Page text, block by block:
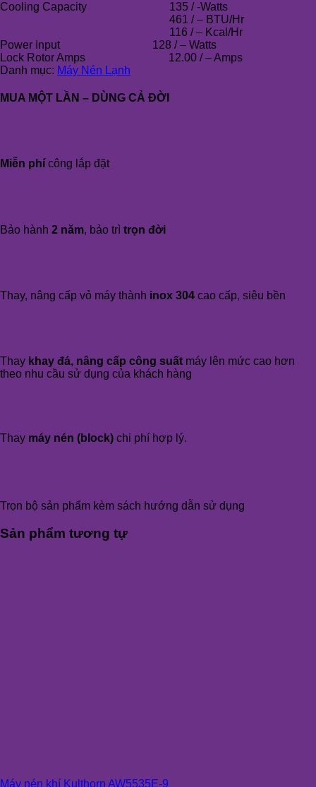
Cooling Capacity
135 / -Watts
461 / – BTU/Hr
116 / – Kcal/Hr
Power Input
128 / – Watts
Lock Rotor Amps
12.00 / – Amps
Danh mục: Máy Nén Lạnh
MUA MỘT LẦN – DÙNG CẢ ĐỜI
Miễn phí công lắp đặt
Bảo hành 2 năm, bảo trì trọn đời
Thay, nâng cấp vỏ máy thành inox 304 cao cấp, siêu bền
Thay khay đá, nâng cấp công suất máy lên mức cao hơn
theo nhu cầu sử dụng của khách hàng
Thay máy nén (block) chi phí hợp lý.
Trọn bộ sản phẩm kèm sách hướng dẫn sử dụng
Sản phẩm tương tự
Máy nén khí Kulthorn AW5535E-9